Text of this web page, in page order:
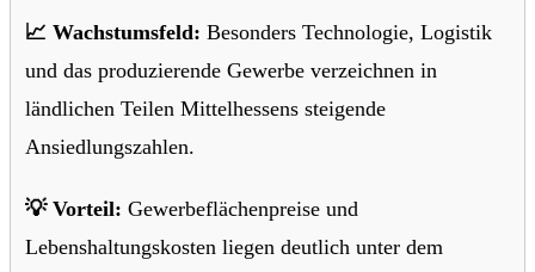
📈 Wachstumsfeld: Besonders Technologie, Logistik
und das produzierende Gewerbe verzeichnen in
ländlichen Teilen Mittelhessens steigende
Ansiedlungszahlen.
💡 Vorteil: Gewerbeflächenpreise und
Lebenshaltungskosten liegen deutlich unter dem